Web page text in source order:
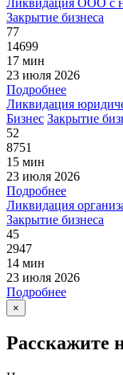
Ликвидация ООО с
Закрытие бизнеса
77
14699
17 мин
23 июля 2026
Подробнее
Ликвидация
Бизнес Закрытие
52
8751
15 мин
23 июля 2026
Подробнее
Ликвидация
Закрытие бизнеса
45
2947
14 мин
23 июля 2026
Подробнее
×
Расскажите